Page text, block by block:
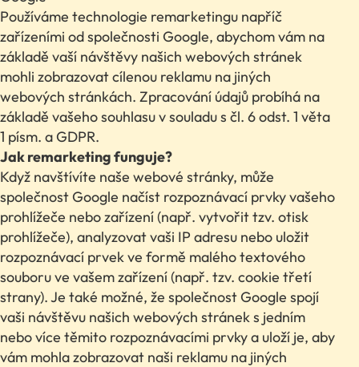
Používáme technologie remarketingu napříč
zařízeními od společnosti Google, abychom vám na
základě vaší návštěvy našich webových stránek
mohli zobrazovat cílenou reklamu na jiných
webových stránkách. Zpracování údajů probíhá na
základě vašeho souhlasu v souladu s čl. 6 odst. 1 věta
1 písm. a GDPR.
Jak remarketing funguje?
Když navštívíte naše webové stránky, může
společnost Google načíst rozpoznávací prvky vašeho
prohlížeče nebo zařízení (např. vytvořit tzv. otisk
prohlížeče), analyzovat vaši IP adresu nebo uložit
rozpoznávací prvek ve formě malého textového
souboru ve vašem zařízení (např. tzv. cookie třetí
strany). Je také možné, že společnost Google spojí
vaši návštěvu našich webových stránek s jedním
nebo více těmito rozpoznávacími prvky a uloží je, aby
vám mohla zobrazovat naši reklamu na jiných